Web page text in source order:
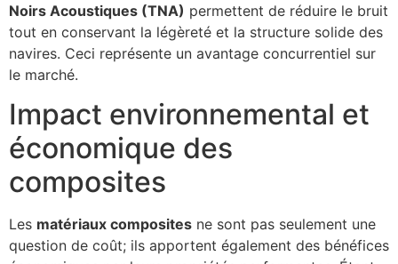
Noirs Acoustiques (TNA) permettent de réduire le bruit
tout en conservant la légèreté et la structure solide des
navires. Ceci représente un avantage concurrentiel sur
le marché.
Impact environnemental et
économique des
composites
Les matériaux composites ne sont pas seulement une
question de coût; ils apportent également des bénéfices